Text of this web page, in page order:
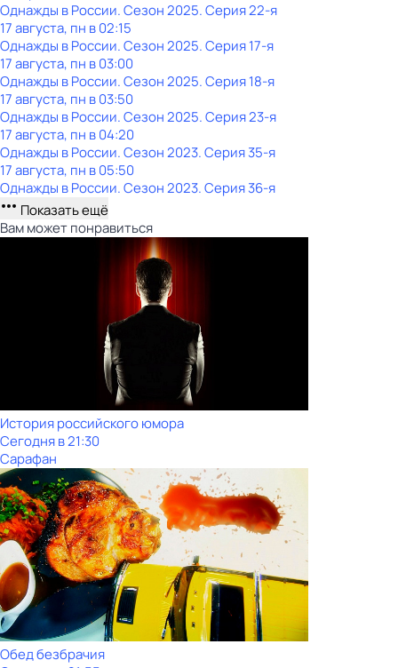
Однажды в России. Сезон 2025. Серия 22-я
17 августа, пн в 02:15
Однажды в России. Сезон 2025. Серия 17-я
17 августа, пн в 03:00
Однажды в России. Сезон 2025. Серия 18-я
17 августа, пн в 03:50
Однажды в России. Сезон 2025. Серия 23-я
17 августа, пн в 04:20
Однажды в России. Сезон 2023. Серия 35-я
17 августа, пн в 05:50
Однажды в России. Сезон 2023. Серия 36-я
Показать ещё
Вам может понравиться
История российского юмора
Сегодня в 21:30
Сарафан
Обед безбрачия